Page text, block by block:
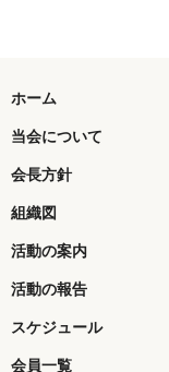
ホーム
当会について
会長方針
組織図
活動の案内
活動の報告
スケジュール
会員一覧